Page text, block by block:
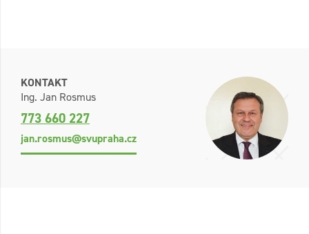
KONTAKT
Ing. Jan Rosmus
773 660 227
jan.rosmus@svupraha.cz